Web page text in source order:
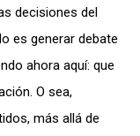
decisiones del
es generar debate
ahora aquí: que
O sea,
más allá de